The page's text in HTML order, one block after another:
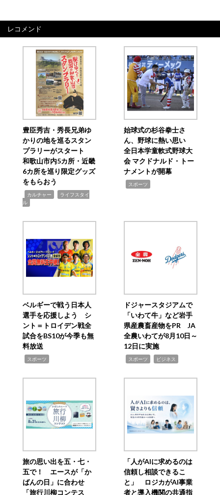
レコメンド
豊臣秀吉・秀長兄弟ゆ
かりの地を巡るスタン
プラリーがスタート
和歌山市内5カ所・近畿
6カ所を巡り限定グッズ
をもらおう
カルチャー
ライフスタイ
ル
始球式の杉谷拳士さ
ん、野球に熱い思い
全日本学童軟式野球大
会 マクドナルド・トー
ナメントが開幕
スポーツ
ベルギーで戦う日本人
選手を応援しよう シ
ント＝トロイデン戦全
試合をBS10が今季も無
料放送
スポーツ
ドジャースタジアムで
「いわて牛」など岩手
県産農畜産物をPR JA
全農いわてが8月10日～
12日に実施
スポーツ ビジネス
旅の思い出を五・七・
五で！ エースが「か
ばんの日」に合わせ
「旅行川柳コンテス
「人がAIに求めるのは
信頼し相談できるこ
と」 ロジカがAI事業
者と導入機関の共通指